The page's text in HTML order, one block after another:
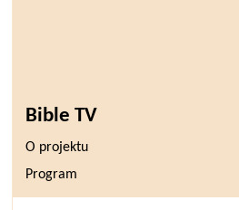
Bible TV
O projektu
Program